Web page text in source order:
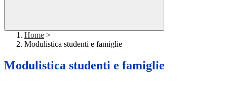
Home >
Modulistica studenti e famiglie
Modulistica studenti e famiglie